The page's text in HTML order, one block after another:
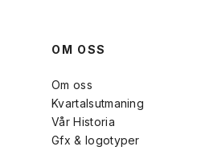
OM OSS
Om oss
Kvartalsutmaning
Vår Historia
Gfx & logotyper